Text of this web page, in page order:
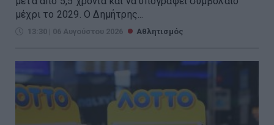
μέχρι το 2029. Ο Δημήτρης...
13:30 | 06 Αυγούστου 2026 Αθλητισμός